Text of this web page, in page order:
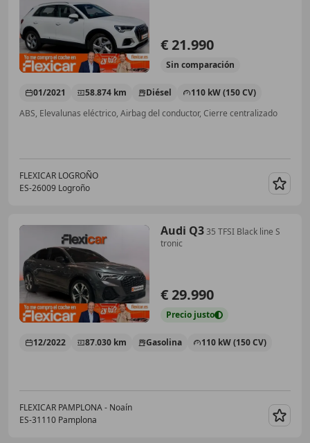
€ 21.990
Sin comparación
01/2021 58.874 km Diésel
110 kW (150 CV)
ABS, Elevalunas eléctrico, Airbag del conductor, Cierre centralizado
FLEXICAR LOGROÑO
ES-26009 Logroño
Audi Q335 TFSI Black line S
tronic
€ 29.990
Precio justo
12/2022 87.030 km Gasolina 110 kW (150 CV)
FLEXICAR PAMPLONA - Noaín
ES-31110 Pamplona